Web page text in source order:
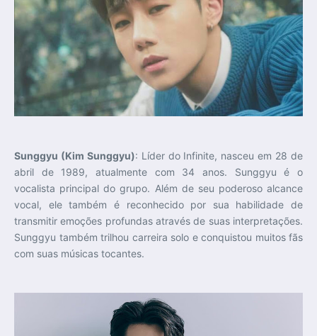
Sunggyu (Kim Sunggyu): Líder do Infinite, nasceu em 28 de
abril de 1989, atualmente com 34 anos. Sunggyu é o
vocalista principal do grupo. Além de seu poderoso alcance
vocal, ele também é reconhecido por sua habilidade de
transmitir emoções profundas através de suas interpretações.
Sunggyu também trilhou carreira solo e conquistou muitos fãs
com suas músicas tocantes.